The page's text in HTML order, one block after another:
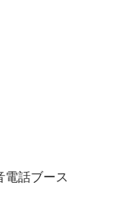
電話ブース